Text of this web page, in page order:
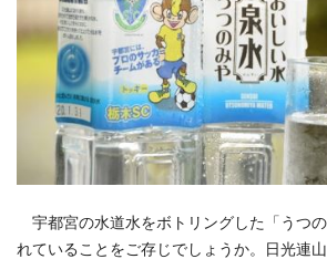
宇都宮の水道水をボトリングした「うつ
れていることをご存じでしょうか。日光連